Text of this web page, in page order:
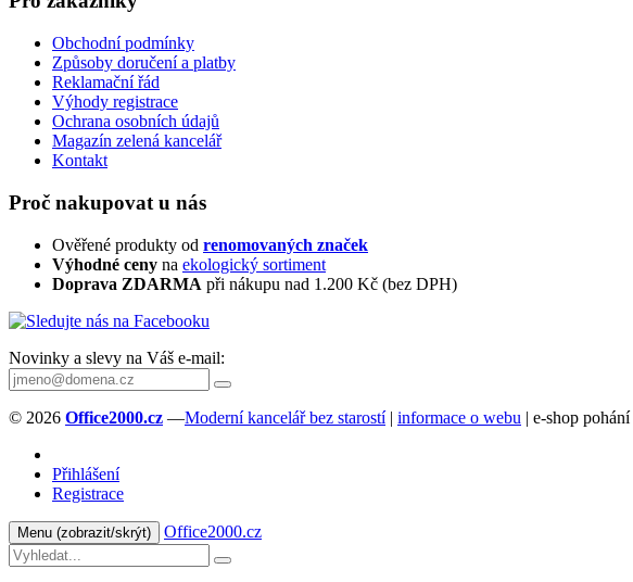
Obchodní podmínky
Způsoby doručení a platby
Reklamační řád
Výhody registrace
Ochrana osobních údajů
Magazín zelená kancelář
Kontakt
Proč nakupovat u nás
Ověřené produkty od renomovaných značek
Výhodné ceny na ekologický sortiment
Doprava ZDARMA při nákupu nad 1.200 Kč (bez DPH)
Novinky a slevy na Váš e-mail:
© 2026 Office2000.cz —Moderní kancelář bez starostí| informace o webu | e-shop pohání
Přihlášení
Registrace
Menu (zobrazit/skrýt) Office2000.cz